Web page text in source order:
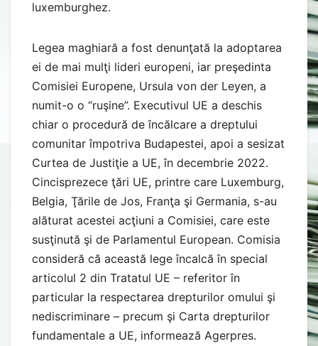
luxemburghez.
Legea maghiară a fost denunţată la adoptarea
ei de mai mulţi lideri europeni, iar preşedinta
Comisiei Europene, Ursula von der Leyen, a
numit-o o “ruşine”. Executivul UE a deschis
chiar o procedură de încălcare a dreptului
comunitar împotriva Budapestei, apoi a sesizat
Curtea de Justiţie a UE, în decembrie 2022.
Cincisprezece ţări UE, printre care Luxemburg,
Belgia, Ţările de Jos, Franţa şi Germania, s-au
alăturat acestei acţiuni a Comisiei, care este
susţinută şi de Parlamentul European. Comisia
consideră că această lege încalcă în special
articolul 2 din Tratatul UE – referitor în
particular la respectarea drepturilor omului şi
nediscriminare – precum şi Carta drepturilor
fundamentale a UE, informează Agerpres.